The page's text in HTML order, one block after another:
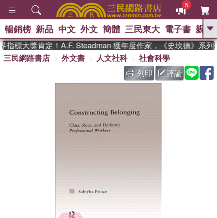
5
GO
熱搜： 東野圭吾 、 高希均教授回憶錄
The Odyssey 、 父親節 、 如果歷
史是一群喵 、 暑期推薦 、 國際布克
偉大的迷走神經
暢銷榜 新品 中文 外文 簡體 三民東大 電子書 親子
標大獎肯定！A.F. Steadman 獲年度作家，《史坎德》系列
三民網路書店
外文書 人文社科
社會科學
列印
評論